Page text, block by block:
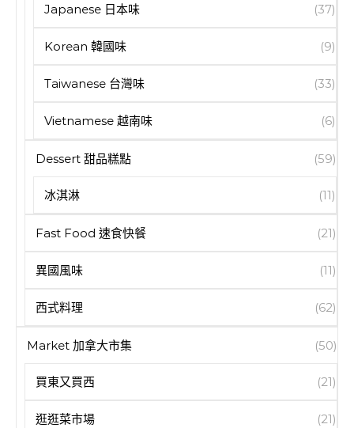
Japanese 日本味 (37)
Korean 韓國味 (9)
Taiwanese 台灣味 (33)
Vietnamese 越南味 (6)
Dessert 甜品糕點 (59)
冰淇淋 (11)
Fast Food 速食快餐 (21)
異國風味 (11)
西式料理 (62)
Market 加拿大市集 (50)
買東又買西 (21)
逛逛菜市場 (21)